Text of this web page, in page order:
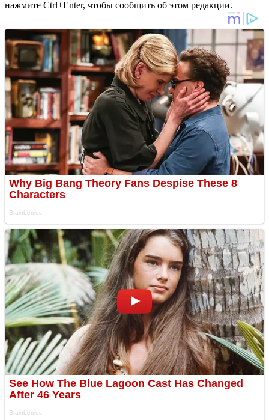
нажмите Ctrl+Enter, чтобы сообщить об этом редакции.